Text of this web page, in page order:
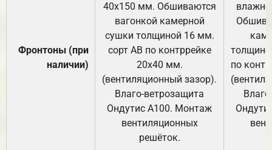
Фронтоны (при
наличии)
40х150 мм. Обшиваются
вагонкой камерной
сушки толщиной 16 мм.
сорт АВ по контррейке
20х40 мм.
(вентиляционный зазор).
Влаго-ветрозащита
Ондутис А100. Монтаж
вентиляционных
решёток.
по